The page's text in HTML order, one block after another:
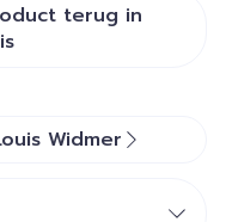
terug in
Widmer